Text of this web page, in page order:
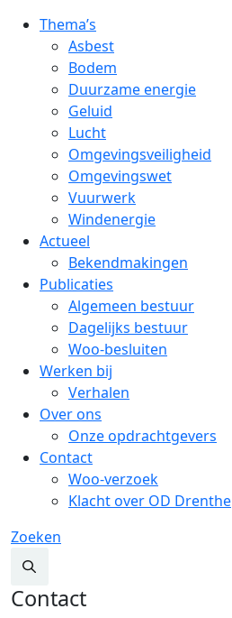
Thema’s
Asbest
Bodem
Duurzame energie
Geluid
Lucht
Omgevingsveiligheid
Omgevingswet
Vuurwerk
Windenergie
Actueel
Bekendmakingen
Publicaties
Algemeen bestuur
Dagelijks bestuur
Woo-besluiten
Werken bij
Verhalen
Over ons
Onze opdrachtgevers
Contact
Woo-verzoek
Klacht over OD Drenthe
Zoeken
Contact